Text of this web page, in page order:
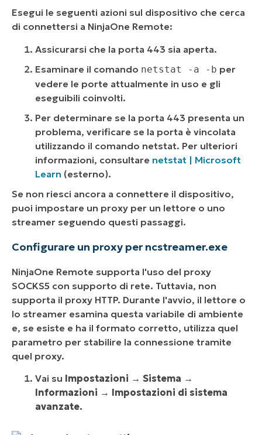
Esegui le seguenti azioni sul dispositivo che cerca
di connettersi a NinjaOne Remote:
Assicurarsi che la porta 443 sia aperta.
Esaminare il comando netstat -a -b per
vedere le porte attualmente in uso e gli
eseguibili coinvolti.
Per determinare se la porta 443 presenta un
problema, verificare se la porta è vincolata
utilizzando il comando netstat. Per ulteriori
informazioni, consultare netstat | Microsoft
Learn (esterno).
Se non riesci ancora a connettere il dispositivo,
puoi impostare un proxy per un lettore o uno
streamer seguendo questi passaggi.
Configurare un proxy per ncstreamer.exe
NinjaOne Remote supporta l'uso del proxy
SOCKS5 con supporto di rete. Tuttavia, non
supporta il proxy HTTP. Durante l'avvio, il lettore o
lo streamer esamina questa variabile di ambiente
e, se esiste e ha il formato corretto, utilizza quel
parametro per stabilire la connessione tramite
quel proxy.
Vai su Impostazioni → Sistema →
Informazioni → Impostazioni di sistema
avanzate.